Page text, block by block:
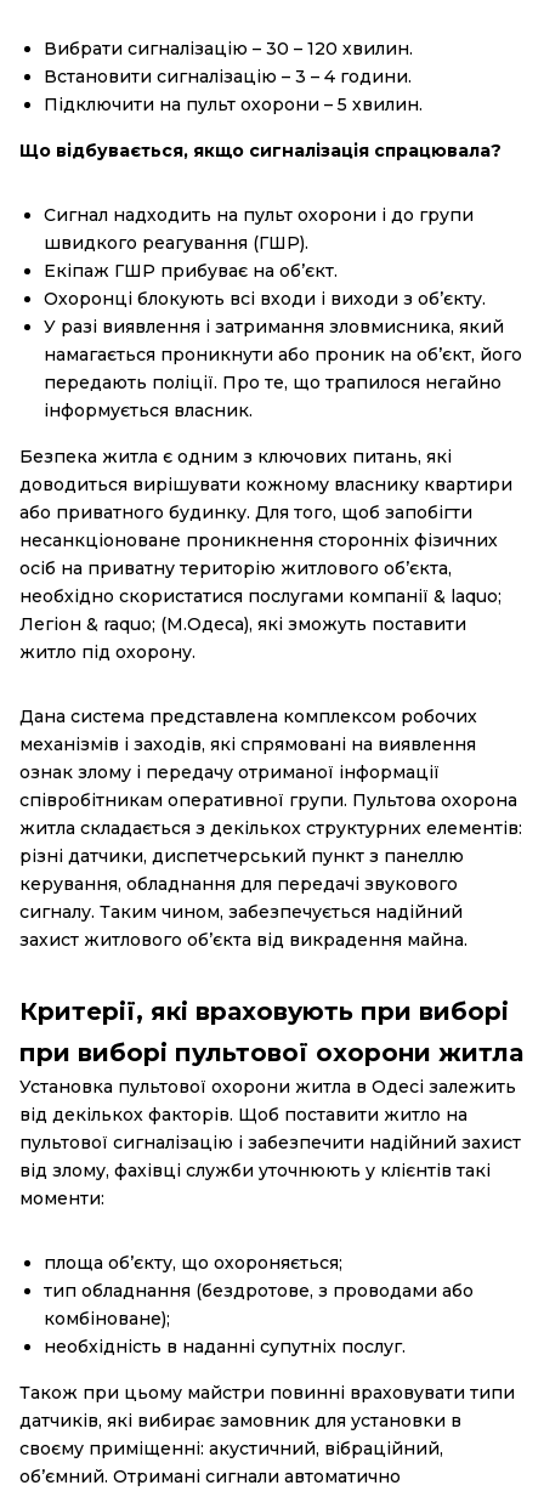
Вибрати сигналізацію – 30 – 120 хвилин.
Встановити сигналізацію – 3 – 4 години.
Підключити на пульт охорони – 5 хвилин.
Що відбувається, якщо сигналізація спрацювала?
Сигнал надходить на пульт охорони і до групи
швидкого реагування (ГШР).
Екіпаж ГШР прибуває на об’єкт.
Охоронці блокують всі входи і виходи з об’єкту.
У разі виявлення і затримання зловмисника, який
намагається проникнути або проник на об’єкт, його
передають поліції. Про те, що трапилося негайно
інформується власник.
Безпека житла є одним з ключових питань, які
доводиться вирішувати кожному власнику квартири
або приватного будинку. Для того, щоб запобігти
несанкціоноване проникнення сторонніх фізичних
осіб на приватну територію житлового об’єкта,
необхідно скористатися послугами компанії & laquo;
Легіон & raquo; (М.Одеса), які зможуть поставити
житло під охорону.
Дана система представлена ​​комплексом робочих
механізмів і заходів, які спрямовані на виявлення
ознак злому і передачу отриманої інформації
співробітникам оперативної групи. Пультова охорона
житла складається з декількох структурних елементів:
різні датчики, диспетчерський пункт з панеллю
керування, обладнання для передачі звукового
сигналу. Таким чином, забезпечується надійний
захист житлового об’єкта від викрадення майна.
Критерії, які враховують при виборі
при виборі пультової охорони житла
Установка пультової охорони житла в Одесі залежить
від декількох факторів. Щоб поставити житло на
пультової сигналізацію і забезпечити надійний захист
від злому, фахівці служби уточнюють у клієнтів такі
моменти:
площа об’єкту, що охороняється;
тип обладнання (бездротове, з проводами або
комбіноване);
необхідність в наданні супутніх послуг.
Також при цьому майстри повинні враховувати типи
датчиків, які вибирає замовник для установки в
своєму приміщенні: акустичний, вібраційний,
об’ємний. Отримані сигнали автоматично